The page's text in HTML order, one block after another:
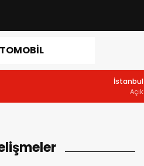
İstanbul
Açık